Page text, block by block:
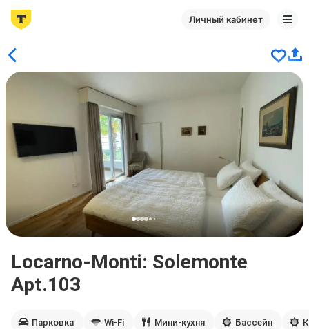
Личный кабинет
Locarno-Monti: Solemonte
Apt.103
Парковка Wi-Fi Мини-кухня Бассейн